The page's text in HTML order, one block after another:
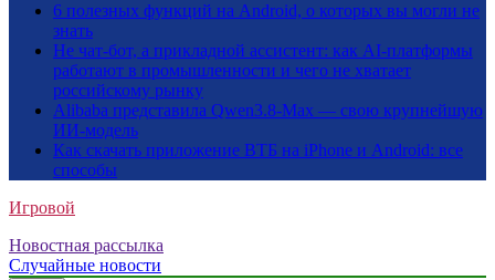
6 полезных функций на Android, о которых вы могли не
знать
Не чат-бот, а прикладной ассистент: как AI-платформы
работают в промышленности и чего не хватает
российскому рынку
Alibaba представила Qwen3.8-Max — свою крупнейшую
ИИ-модель
Как скачать приложение ВТБ на iPhone и Android: все
способы
Игровой
Новостная рассылка
Случайные новости